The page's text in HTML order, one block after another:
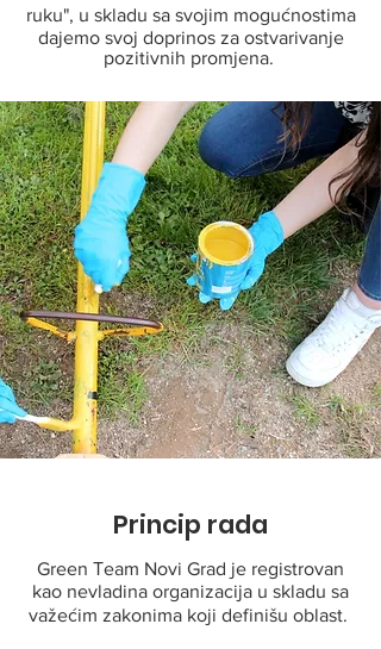
ruku", u skladu sa svojim mogućnostima
dajemo svoj doprinos za ostvarivanje
pozitivnih promjena.
Princip rada
Green Тeam Novi Grad je registrovan
kao nevladina organizacija u skladu sa
važećim zakonima koji definišu oblast.